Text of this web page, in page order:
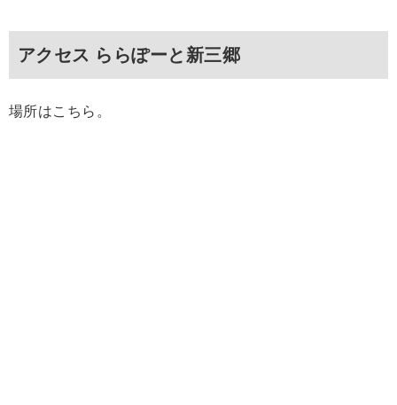
アクセス ららぽーと新三郷
場所はこちら。